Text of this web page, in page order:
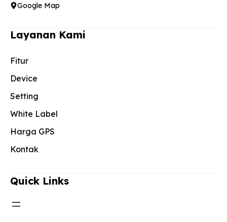
Google Map
Layanan Kami
Fitur
Device
Setting
White Label
Harga GPS
Kontak
Quick Links